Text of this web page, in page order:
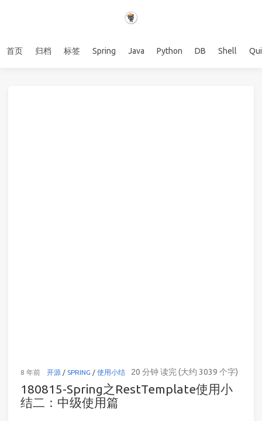
首页 归档 标签 Spring Java Python DB Shell
8 年前 开源/ SPRING / 使用小结 20 分钟 读完 (大约 3039 个字)
180815-Spring之RestTemplate使用小
结二：中级使用篇